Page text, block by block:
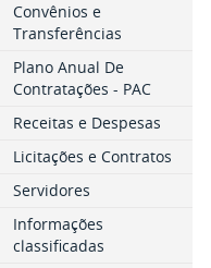
Convênios e
Transferências
Plano Anual De
Contratações - PAC
Receitas e Despesas
Licitações e Contratos
Servidores
Informações
classificadas